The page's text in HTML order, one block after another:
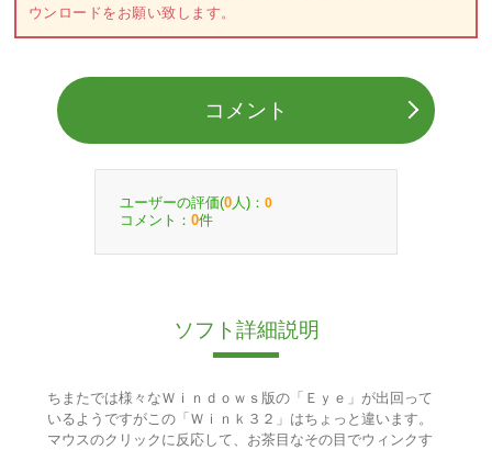
ウンロードをお願い致します。
コメント
ユーザーの評価(0 人)： 0
コメント： 0件
ソフト詳細説明
ちまたでは様々なＷｉｎｄｏｗｓ版の「Ｅｙｅ」が出回って
いるようですがこの「Ｗｉｎｋ３２」はちょっと違います。
マウスのクリックに反応して、お茶目なその目でウィンクす